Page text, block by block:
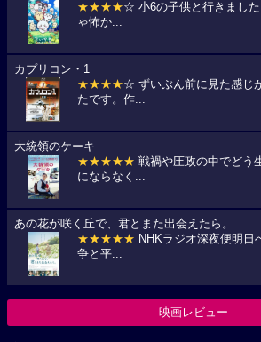
★★★★☆ 小6の子供と行きまし
ゃ怖か...
カプリコン・1
★★★★☆ ずいぶん前に見た感じ
たです。作...
大統領のケーキ
★★★★★ 戦禍や圧政の中でどう
にならなく...
あの花が咲く丘で、君とまた出会えたら。
★★★★★ NHKラジオ深夜便明日
争と平...
映画レビュー